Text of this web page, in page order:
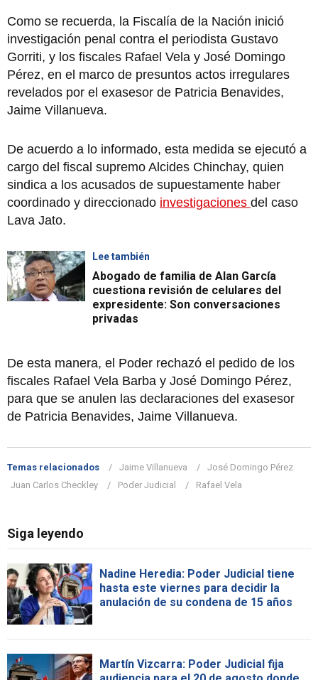
Como se recuerda, la Fiscalía de la Nación inició
investigación penal contra el periodista Gustavo
Gorriti, y los fiscales Rafael Vela y José Domingo
Pérez, en el marco de presuntos actos irregulares
revelados por el exasesor de Patricia Benavides,
Jaime Villanueva.
De acuerdo a lo informado, esta medida se ejecutó a
cargo del fiscal supremo Alcides Chinchay, quien
sindica a los acusados de supuestamente haber
coordinado y direccionado investigaciones del caso
Lava Jato.
Lee también
Abogado de familia de Alan García
cuestiona revisión de celulares del
expresidente: Son conversaciones
privadas
De esta manera, el Poder rechazó el pedido de los
fiscales Rafael Vela Barba y José Domingo Pérez,
para que se anulen las declaraciones del exasesor
de Patricia Benavides, Jaime Villanueva.
Temas relacionados Jaime Villanueva
José Domingo Pérez
Juan Carlos Checkley
Poder Judicial Rafael Vela
Siga leyendo
Nadine Heredia: Poder Judicial tiene
hasta este viernes para decidir la
anulación de su condena de 15 años
Martín Vizcarra: Poder Judicial fija